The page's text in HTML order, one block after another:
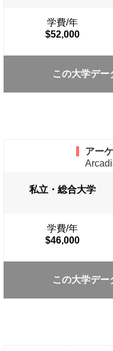
学費/年
$52,000
この大学デ
アー
私立・総合大学
学費/年
$46,000
この大学デ